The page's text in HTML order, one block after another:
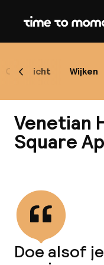
Home
Overzicht Wijken
Scroll naar links
Venetian
Square
Doe alsof